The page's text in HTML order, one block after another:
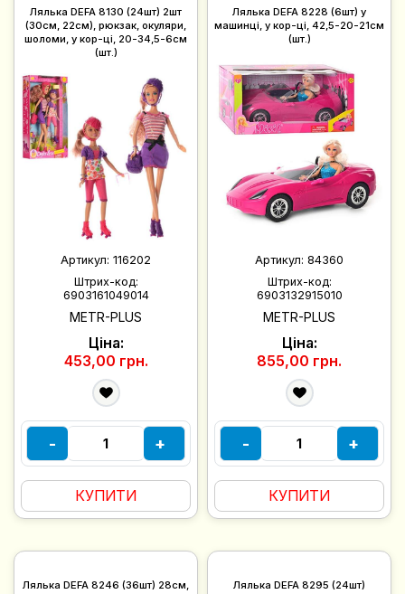
Лялька DEFA 8130 (24шт) 2шт
(30см, 22см), рюкзак, окуляри,
шоломи, у кор-ці, 20-34,5-6см
(шт.)
Артикул: 116202
Штрих-код:
6903161049014
METR-PLUS
Ціна:
453,00 грн.
- +
КУПИТИ
Лялька DEFA 8228 (6шт) у
машинці, у кор-ці, 42,5-20-21см
(шт.)
Артикул: 84360
Штрих-код:
6903132915010
METR-PLUS
Ціна:
855,00 грн.
- +
КУПИТИ
Лялька DEFA 8246 (36шт) 28см,
Лялька DEFA 8295 (24шт)